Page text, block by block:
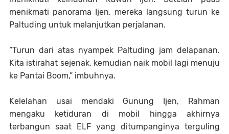
menikmati panorama Ijen, mereka langsung turun ke
Paltuding untuk melanjutkan perjalanan.
“Turun dari atas nyampek Paltuding jam delapanan.
Kita istirahat sejenak, kemudian naik mobil lagi menuju
ke Pantai Boom,” imbuhnya.
Kelelahan usai mendaki Gunung Ijen, Rahman
mengaku ketiduran di mobil hingga akhirnya
terbangun saat ELF yang ditumpanginya terguling